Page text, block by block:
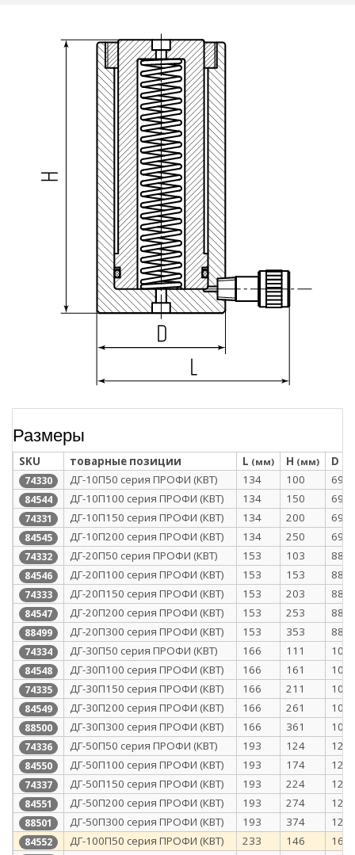
Размеры
SKU товарные позиции L (мм) H (мм) D
74330 ДГ-10П50 серия ПРОФИ (КВТ) 134 100 69
84544 ДГ-10П100 серия ПРОФИ (КВТ) 134 150 69
74331 ДГ-10П150 серия ПРОФИ (КВТ) 134 200 69
84545 ДГ-10П200 серия ПРОФИ (КВТ) 134 250 69
74332 ДГ-20П50 серия ПРОФИ (КВТ) 153 103 88
84546 ДГ-20П100 серия ПРОФИ (КВТ) 153 153 88
74333 ДГ-20П150 серия ПРОФИ (КВТ) 153 203 88
84547 ДГ-20П200 серия ПРОФИ (КВТ) 153 253 88
88499 ДГ-20П300 серия ПРОФИ (КВТ) 153 353 88
74334 ДГ-30П50 серия ПРОФИ (КВТ) 166 111 101
84548 ДГ-30П100 серия ПРОФИ (КВТ) 166 161 101
74335 ДГ-30П150 серия ПРОФИ (КВТ) 166 211 101
84549 ДГ-30П200 серия ПРОФИ (КВТ) 166 261 101
88500 ДГ-30П300 серия ПРОФИ (КВТ) 166 361 101
74336 ДГ-50П50 серия ПРОФИ (КВТ) 193 124 128
84550 ДГ-50П100 серия ПРОФИ (КВТ) 193 174 128
74337 ДГ-50П150 серия ПРОФИ (КВТ) 193 224 128
84551 ДГ-50П200 серия ПРОФИ (КВТ) 193 274 128
88501 ДГ-50П300 серия ПРОФИ (КВТ) 193 374 128
84552 ДГ-100П50 серия ПРОФИ (КВТ) 233 146 168